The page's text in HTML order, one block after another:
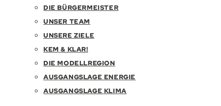
DIE BÜRGERMEISTER
UNSER TEAM
UNSERE ZIELE
KEM & KLAR!
DIE MODELLREGION
AUSGANGSLAGE ENERGIE
AUSGANGSLAGE KLIMA